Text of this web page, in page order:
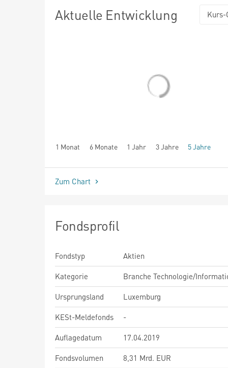
Aktuelle Entwicklung Kurs-
1 Monat 6 Monate 1 Jahr 3 Jahre 5 Jahre
seit Beginn
Zum Chart
Fondsprofil
Fondstyp
Aktien
Kategorie
Branche Technologie/
Ursprungsland
Luxemburg
KESt-Meldefonds
-
Auflagedatum
17.04.2019
Fondsvolumen
8,31 Mrd. EUR